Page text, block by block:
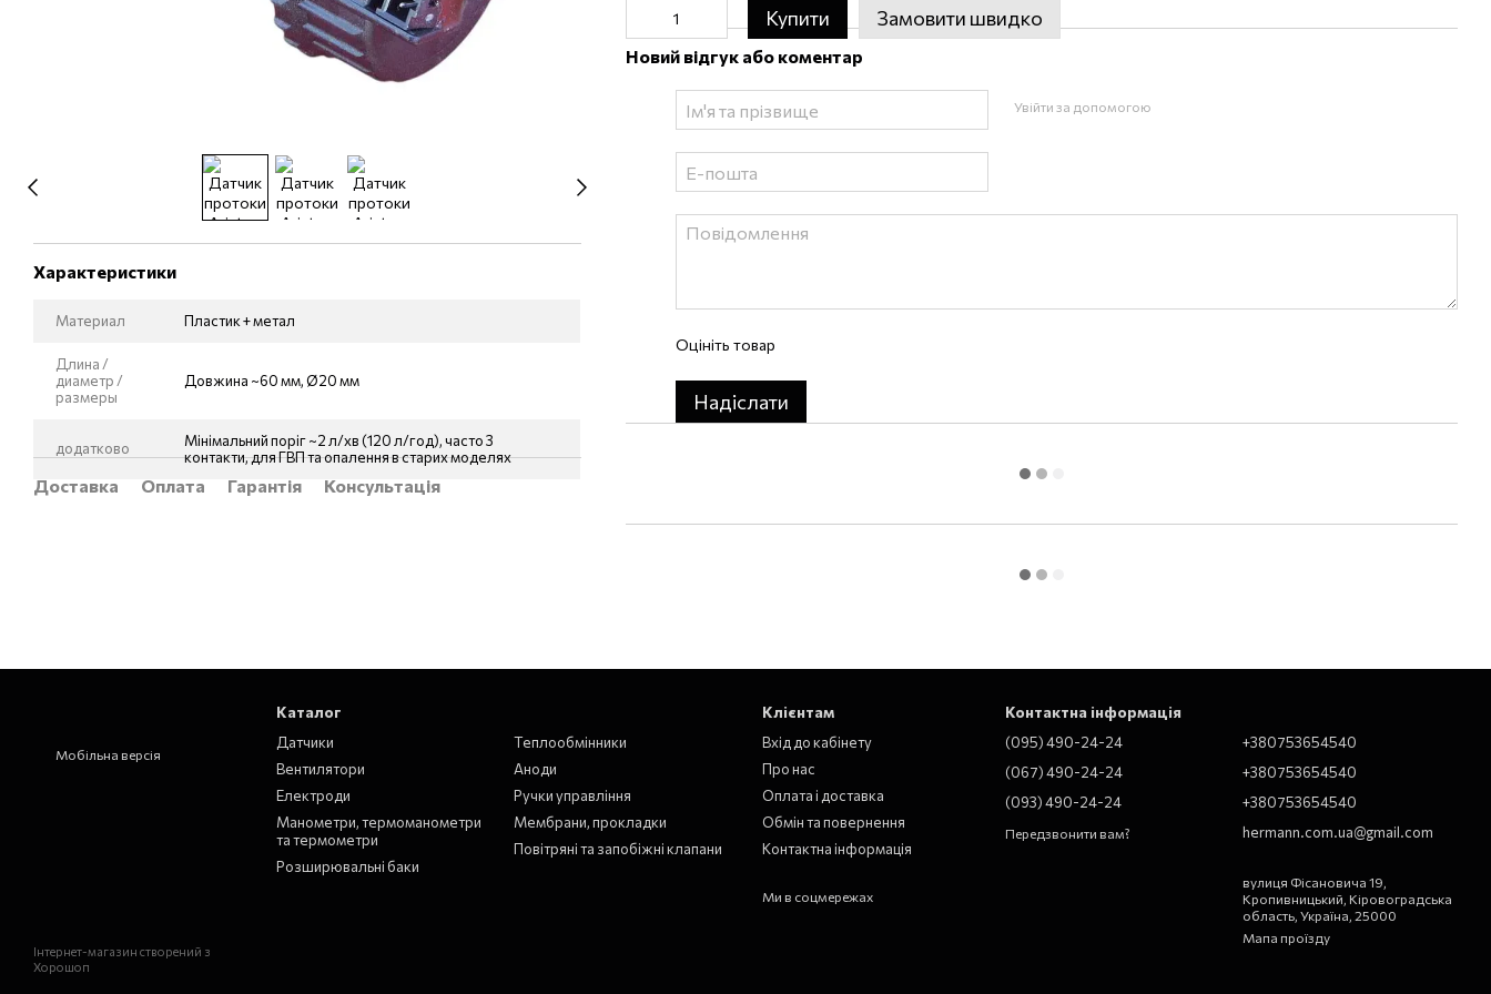
Характеристики
Материал Пластик + метал
Длина /
диаметр /
размеры
Довжина ~60 мм, Ø20 мм
додатково
Мінімальний поріг ~2 л/хв (120 л/год), часто 3
контакти, для ГВП та опалення в старих моделях
Доставка Оплата Гарантія Консультація
Купити Замовити швидко
Новий відгук або коментар
Увійти за допомогою
Оцініть товар
Надіслати
Мобільна версія
Інтернет-магазин створений з
Хорошоп
Каталог
Датчики
Вентилятори
Електроди
Манометри, термоманометри
та термометри
Розширювальні баки
Теплообмінники
Аноди
Ручки управління
Мембрани, прокладки
Повітряні та запобіжні клапани
Клієнтам
Вхід до кабінету
Про нас
Оплата і доставка
Обмін та повернення
Контактна інформація
Ми в соцмережах
Контактна інформація
(095) 490-24-24
(067) 490-24-24
(093) 490-24-24
Передзвонити вам?
+380753654540
+380753654540
+380753654540
hermann.com.ua@gmail.com
вулиця Фісановича 19,
Кропивницький, Кіровоградська
область, Україна, 25000
Мапа проїзду